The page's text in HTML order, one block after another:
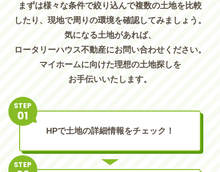
まずは様々な条件で絞り込んで複数の土地を比較
したり、現地で周りの環境を確認してみましょう。
気になる土地があれば、
ロータリーハウス不動産にお問い合わせください。
マイホームに向けた理想の土地探しを
お手伝いいたします。
STEP
HPで土地の詳細情報をチェック！
STEP